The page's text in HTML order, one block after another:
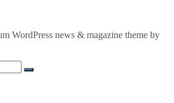
WordPress news & magazine theme by